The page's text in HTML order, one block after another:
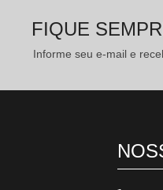
113172
R$60,55s/ juros
FIQUE
Informe seu e-mail e